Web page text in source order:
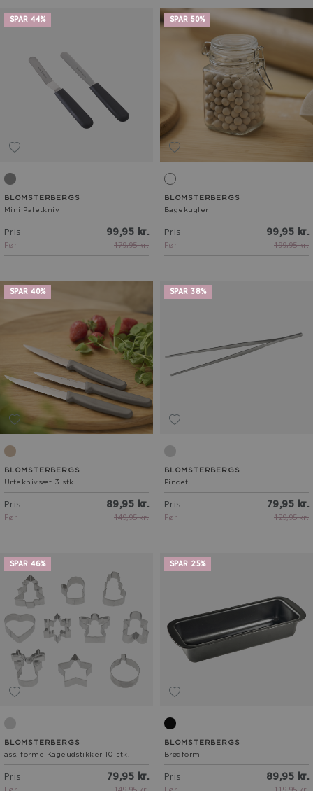
SPAR 44%
Grå
BLOMSTERBERGS
Mini Paletkniv
Pris
99,95 kr.
Før
179,95 kr.
SPAR 50%
Hvid
BLOMSTERBERGS
Bagekugler
Pris
99,95 kr.
Før
199,95 kr.
SPAR 40%
Latte
BLOMSTERBERGS
Urteknivsæt 3 stk.
Pris
89,95 kr.
Før
149,95 kr.
SPAR 38%
Stål
BLOMSTERBERGS
Pincet
Pris
79,95 kr.
Før
129,95 kr.
SPAR 46%
Stål
BLOMSTERBERGS
ass. forme Kageudstikker 10 stk.
Pris
79,95 kr.
SPAR 25%
Black Steel
BLOMSTERBERGS
Brødform
Pris
89,95 kr.